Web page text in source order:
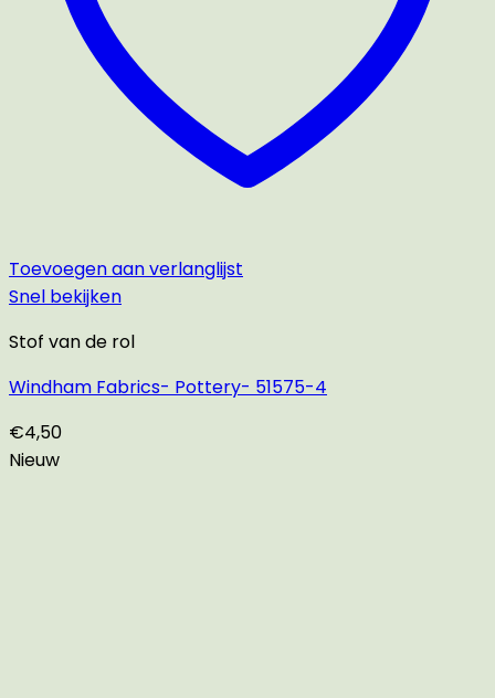
Toevoegen aan verlanglijst
Snel bekijken
Stof van de rol
Windham Fabrics- Pottery- 51575-4
€4,50
Nieuw